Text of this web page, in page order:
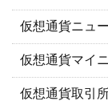
仮想通貨ニュ
仮想通貨マイ
仮想通貨取引